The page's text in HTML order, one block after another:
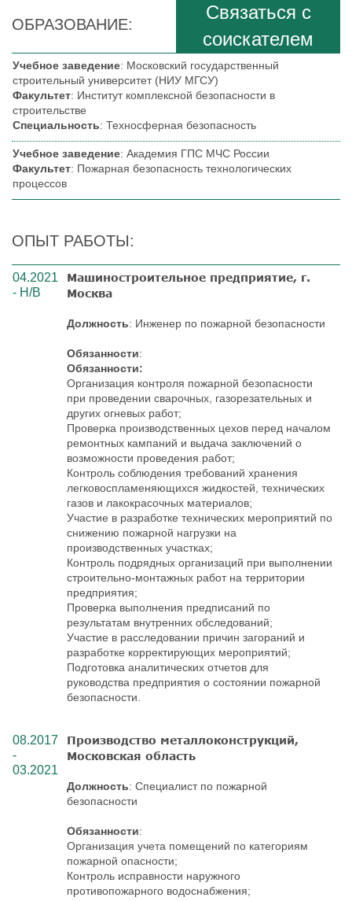
Связаться с
соискателем
ОБРАЗОВАНИЕ:
Учебное заведение: Московский государственный
строительный университет (НИУ МГСУ)
Факультет: Институт комплексной безопасности в
строительстве
Специальность: Техносферная безопасность
Учебное заведение: Академия ГПС МЧС России
Факультет: Пожарная безопасность технологических
процессов
ОПЫТ РАБОТЫ:
04.2021
- Н/В
Машиностроительное предприятие, г.
Москва
Должность: Инженер по пожарной безопасности
Обязанности:
Обязанности:
Организация контроля пожарной безопасности
при проведении сварочных, газорезательных и
других огневых работ;
Проверка производственных цехов перед началом
ремонтных кампаний и выдача заключений о
возможности проведения работ;
Контроль соблюдения требований хранения
легковоспламеняющихся жидкостей, технических
газов и лакокрасочных материалов;
Участие в разработке технических мероприятий по
снижению пожарной нагрузки на
производственных участках;
Контроль подрядных организаций при выполнении
строительно-монтажных работ на территории
предприятия;
Проверка выполнения предписаний по
результатам внутренних обследований;
Участие в расследовании причин загораний и
разработке корректирующих мероприятий;
Подготовка аналитических отчетов для
руководства предприятия о состоянии пожарной
безопасности.
08.2017
-
03.2021
Производство металлоконструкций,
Московская область
Должность: Специалист по пожарной
безопасности
Обязанности:
Организация учета помещений по категориям
пожарной опасности;
Контроль исправности наружного
противопожарного водоснабжения;